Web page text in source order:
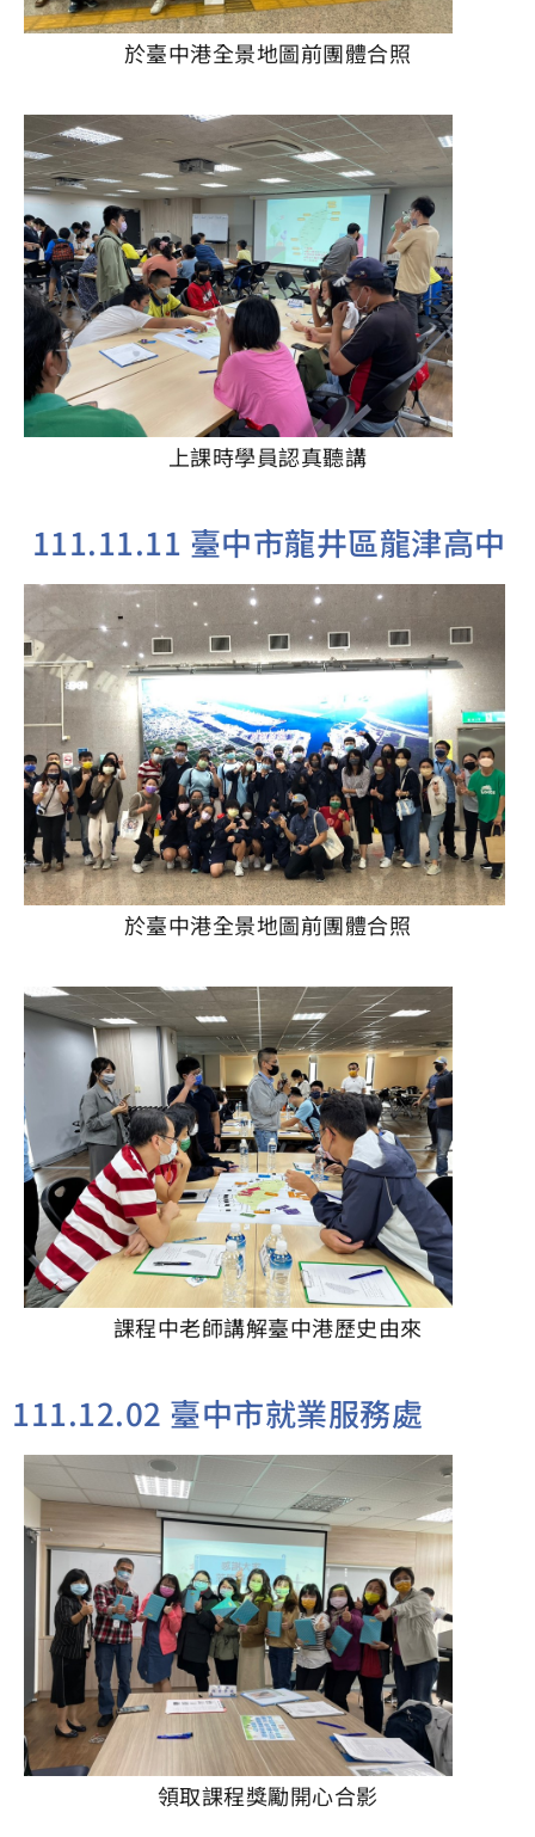
於臺中港全景地圖前團體合照
上課時學員認真聽講
111.11.11 臺中市龍井區龍津高中
於臺中港全景地圖前團體合照
課程中老師講解臺中港歷史由來
111.12.02 臺中市就業服務處
領取課程獎勵開心合影